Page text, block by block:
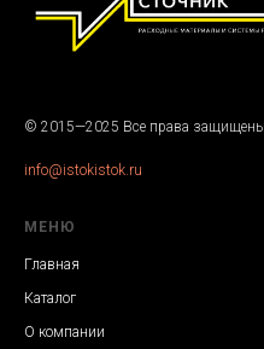
© 2015—2025 Все права защищены
info@istokistok.ru
МЕНЮ
Главная
Каталог
О компании